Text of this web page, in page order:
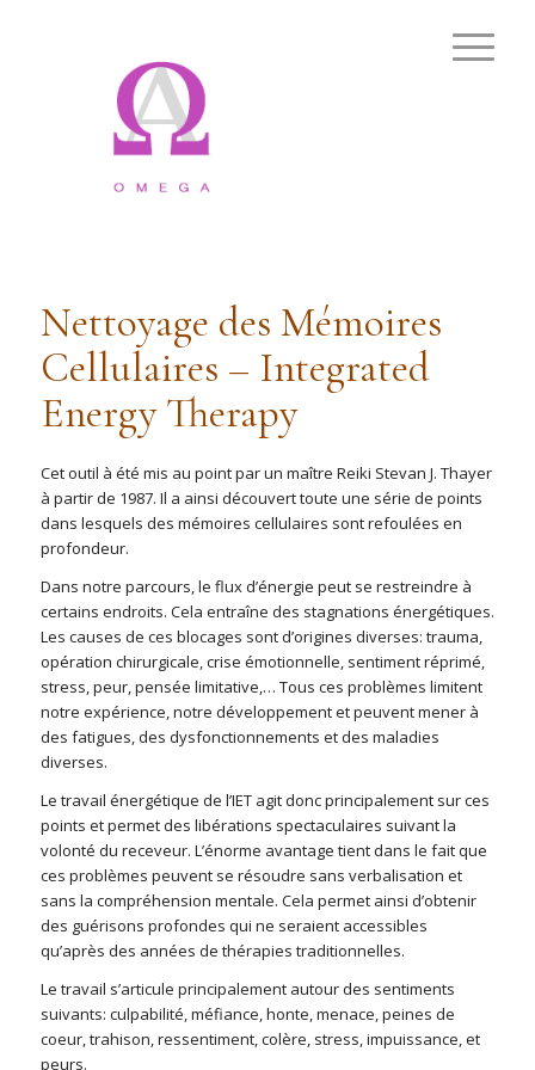
Nettoyage des Mémoires
Cellulaires – Integrated
Energy Therapy
Cet outil à été mis au point par un maître Reiki Stevan J. Thayer
à partir de 1987. Il a ainsi découvert toute une série de points
dans lesquels des mémoires cellulaires sont refoulées en
profondeur.
Dans notre parcours, le flux d’énergie peut se restreindre à
certains endroits. Cela entraîne des stagnations énergétiques.
Les causes de ces blocages sont d’origines diverses: trauma,
opération chirurgicale, crise émotionnelle, sentiment réprimé,
stress, peur, pensée limitative,… Tous ces problèmes limitent
notre expérience, notre développement et peuvent mener à
des fatigues, des dysfonctionnements et des maladies
diverses.
Le travail énergétique de l’IET agit donc principalement sur ces
points et permet des libérations spectaculaires suivant la
volonté du receveur. L’énorme avantage tient dans le fait que
ces problèmes peuvent se résoudre sans verbalisation et
sans la compréhension mentale. Cela permet ainsi d’obtenir
des guérisons profondes qui ne seraient accessibles
qu’après des années de thérapies traditionnelles.
Le travail s’articule principalement autour des sentiments
suivants: culpabilité, méfiance, honte, menace, peines de
coeur, trahison, ressentiment, colère, stress, impuissance, et
peurs.